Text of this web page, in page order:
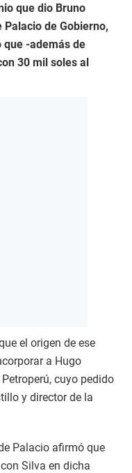
que dio Bruno
de Gobierno,
que -además de
30 mil soles al
el origen de ese
a Hugo
cuyo pedido
y director de la
Palacio afirmó que
Silva en dicha